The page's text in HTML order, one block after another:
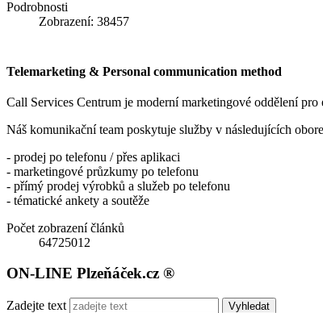
Podrobnosti
Zobrazení: 38457
Telemarketing & Personal communication method
Call Services Centrum je moderní marketingové oddělení
Náš komunikační team poskytuje služby v následujících
- prodej po telefonu / přes aplikaci
- marketingové průzkumy po telefonu
- přímý prodej výrobků a služeb po telefonu
- tématické ankety a soutěže
Počet zobrazení článků
64725012
ON-LINE Plzeňáček.cz ®
Zadejte text Vyhledat